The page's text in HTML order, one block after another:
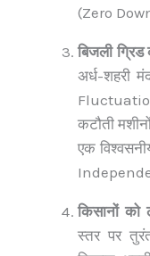
(Zero
बिजली
अर्ध-शहरी
कटौती
एक
किसानों
स्तर पर